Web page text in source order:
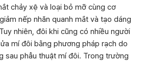
chảy xệ và loại bỏ mỡ cùng cơ
nếp nhăn quanh mắt và tạo dáng
nhiên, đôi khi cũng có nhiều người
mí đôi bằng phương pháp rạch do
sau phẫu thuật mí đôi. Trong trường